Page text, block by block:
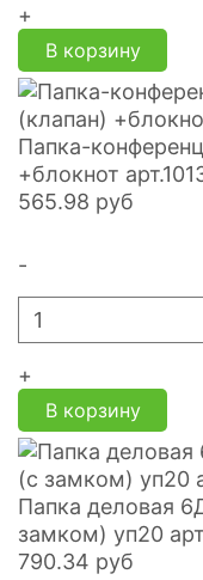
+
В корзину
Папка-
+блокнот
565.98 руб
-
+
В корзину
Папка деловая
замком) уп20
790.34 руб